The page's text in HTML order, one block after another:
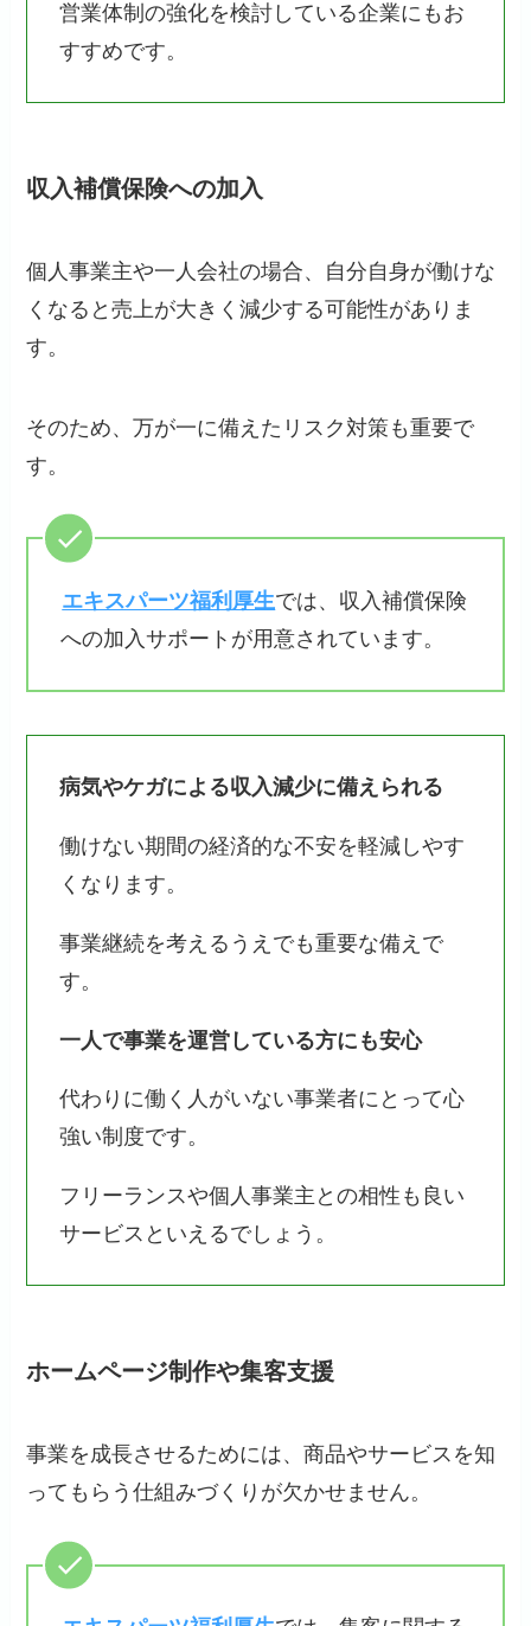
営業体制の強化を検討している企業にもお
すすめです。
収入補償保険への加入
個人事業主や一人会社の場合、自分自身が働けな
くなると売上が大きく減少する可能性がありま
す。
そのため、万が一に備えたリスク対策も重要で
す。
エキスパーツ福利厚生では、収入補償保険
への加入サポートが用意されています。
病気やケガによる収入減少に備えられる
働けない期間の経済的な不安を軽減しやす
くなります。
事業継続を考えるうえでも重要な備えで
す。
一人で事業を運営している方にも安心
代わりに働く人がいない事業者にとって心
強い制度です。
フリーランスや個人事業主との相性も良い
サービスといえるでしょう。
ホームページ制作や集客支援
事業を成長させるためには、商品やサービスを知
ってもらう仕組みづくりが欠かせません。